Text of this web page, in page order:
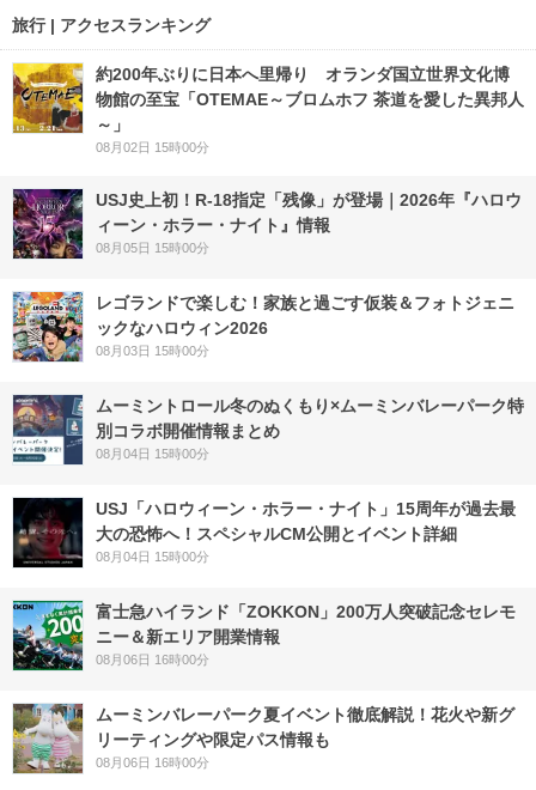
旅行 | アクセスランキング
約200年ぶりに日本へ里帰り オランダ国立世界文化博
物館の至宝「OTEMAE～ブロムホフ 茶道を愛した異邦人
～」
08月02日 15時00分
USJ史上初！R-18指定「残像」が登場｜2026年『ハロウ
ィーン・ホラー・ナイト』情報
08月05日 15時00分
レゴランドで楽しむ！家族と過ごす仮装＆フォトジェニ
ックなハロウィン2026
08月03日 15時00分
ムーミントロール冬のぬくもり×ムーミンバレーパーク特
別コラボ開催情報まとめ
08月04日 15時00分
USJ「ハロウィーン・ホラー・ナイト」15周年が過去最
大の恐怖へ！スペシャルCM公開とイベント詳細
08月04日 15時00分
富士急ハイランド「ZOKKON」200万人突破記念セレモ
ニー＆新エリア開業情報
08月06日 16時00分
ムーミンバレーパーク夏イベント徹底解説！花火や新グ
リーティングや限定パス情報も
08月06日 16時00分